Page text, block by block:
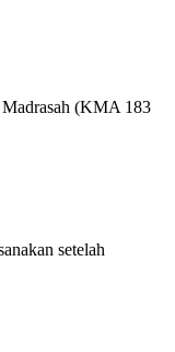
(KMA 183
setelah